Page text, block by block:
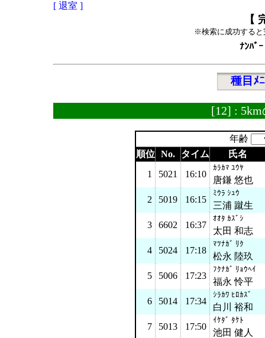
[ 退室 ]
【
※検索に成功すると
ﾅﾝﾊﾞｰ
種目ﾒ
[12] :
年齢
順位 No. タイム
氏名
1
5021 16:10
ｶﾗｶﾏ ﾕｳﾔ
唐鎌 悠也
2
5019 16:15
ﾐｳﾗ ｼｭｳ
三浦 蹴生
3
6602 16:37
ｵｵﾀ ｶｽﾞｼ
太田 和志
4
5024 17:18
ﾏﾂﾅｶﾞ ﾘｸ
松永 陸玖
5
5006 17:23
ﾌｸﾅｶﾞ ﾘｮｳﾍｲ
福永 怜平
6
5014 17:34
ｼﾗｶﾜ ﾋﾛｶｽﾞ
白川 裕和
7
5013 17:50
ｲｹﾀﾞ ﾀｹﾄ
池田 健人